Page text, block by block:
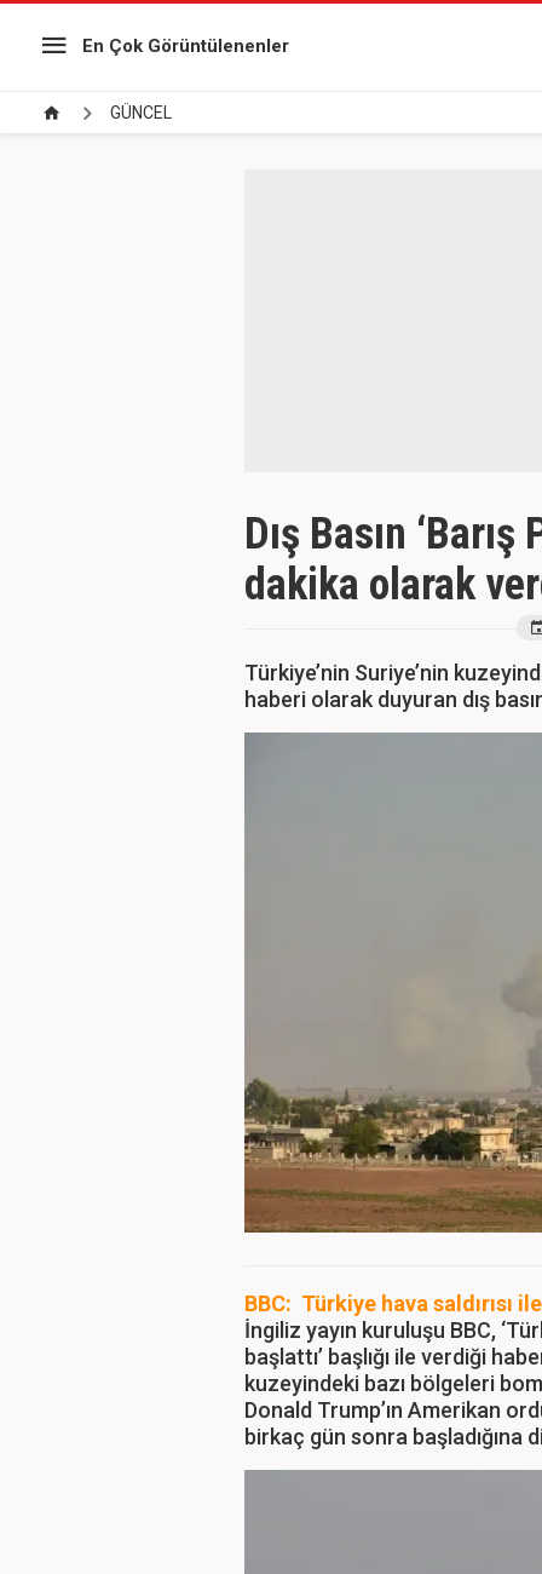
En Çok Görüntülenenler
GÜNCEL
Dış Basın ‘Barış
dakika olarak
Türkiye’nin Suriye’nin
haberi olarak duyuran dış
BBC: Türkiye hava saldırısı
İngiliz yayın kuruluşu BBC,
başlattı’ başlığı ile verdiği
kuzeyindeki bazı bölgeleri
Donald Trump’ın Amerikan
birkaç gün sonra başladığına